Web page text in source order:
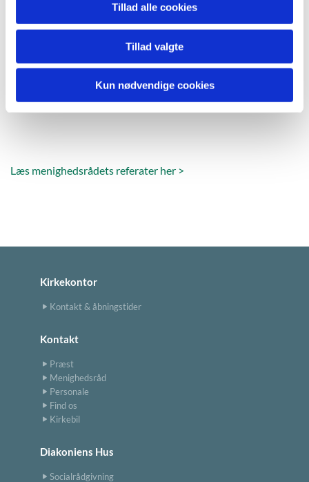
Tillad alle cookies
Tillad valgte
Kun nødvendige cookies
Læs menighedsrådets referater her >
Kirkekontor
Kontakt & åbningstider
Kontakt
Præst
Menighedsråd
Personale
Find os
Kirkebil
Diakoniens Hus
Socialrådgivning